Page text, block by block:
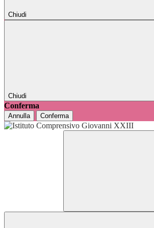
Chiudi
Chiudi
Conferma
Annulla Conferma